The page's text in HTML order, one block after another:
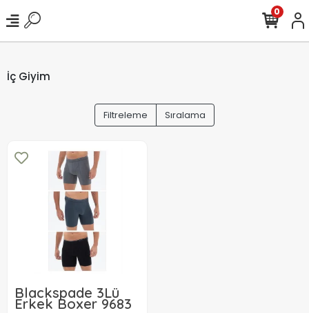
0
İç Giyim
Filtreleme Sıralama
Blackspade 3Lü
Erkek Boxer 9683